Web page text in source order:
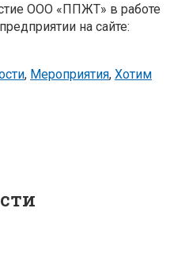
ООО «ППЖТ» в работе
на сайте:
, Мероприятия, Хотим